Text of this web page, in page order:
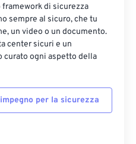
di sicurezza
sempre al sicuro, che tu
un video o un documento.
center sicuri e un
curato ogni aspetto della
per la sicurezza